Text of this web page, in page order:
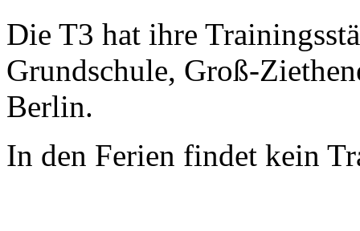
Die T3 hat ihre
Grundschule, Groß-
Berlin.
In den Ferien findet kein